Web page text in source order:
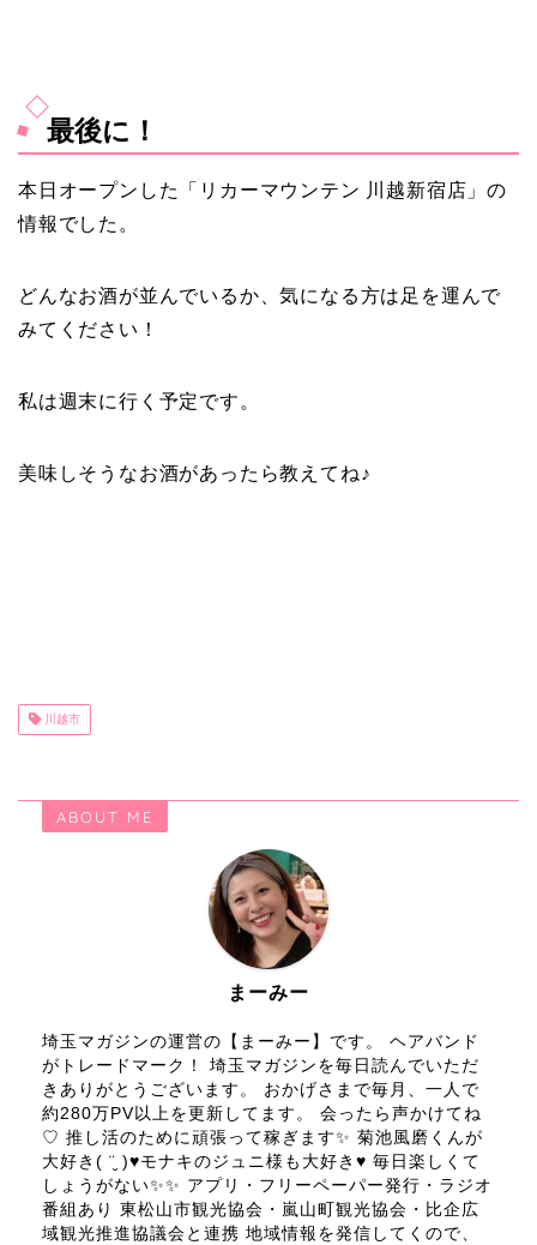
最後に！
本日オープンした「リカーマウンテン 川越新宿店」の
情報でした。
どんなお酒が並んでいるか、気になる方は足を運んで
みてください！
私は週末に行く予定です。
美味しそうなお酒があったら教えてね♪
川越市
ABOUT ME
まーみー
埼玉マガジンの運営の【まーみー】です。 ヘアバンド
がトレードマーク！ 埼玉マガジンを毎日読んでいただ
きありがとうございます。 おかげさまで毎月、一人で
約280万PV以上を更新してます。 会ったら声かけてね
♡ 推し活のために頑張って稼ぎます✨ 菊池風磨くんが
大好き( ¨̮ )♥モナキのジュニ様も大好き♥ 毎日楽しくて
しょうがない✨✨ アプリ・フリーペーパー発行・ラジオ
番組あり 東松山市観光協会・嵐山町観光協会・比企広
域観光推進協議会と連携 地域情報を発信してくので、